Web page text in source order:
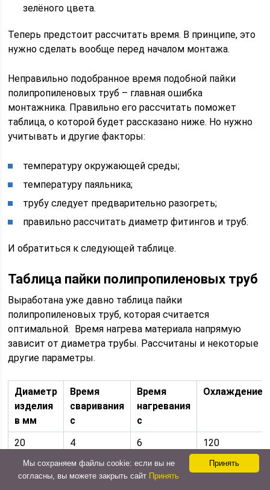
зелёного цвета.
Теперь предстоит рассчитать время. В принципе, это
нужно сделать вообще перед началом монтажа.
Неправильно подобранное время подобной пайки
полипропиленовых труб – главная ошибка
монтажника. Правильно его рассчитать поможет
таблица, о которой будет рассказано ниже. Но нужно
учитывать и другие факторы:
температуру окружающей среды;
температуру паяльника;
трубу следует предварительно разогреть;
правильно рассчитать диаметр фитингов и труб.
И обратиться к следующей таблице.
Таблица пайки полипропиленовых труб
Выработана уже давно таблица пайки
полипропиленовых труб, которая считается
оптимальной. Время нагрева материала напрямую
зависит от диаметра трубы. Рассчитаны и некоторые
другие параметры.
Диаметр
изделия
в мм
Время
сваривания
с
Время
нагревания
с
Охлаждение
20 4 6
120
25
4 7
180
Принять
Мы сохраняем файлы cookie: если вы не
согласны, вы можете закрыть сайт Принять